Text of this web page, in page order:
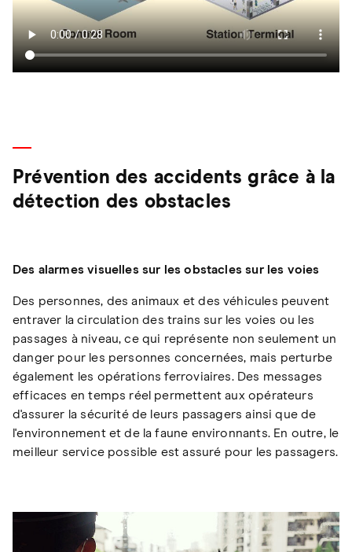
Prévention des accidents grâce à la
détection des obstacles
Des alarmes visuelles sur les obstacles sur les voies
Des personnes, des animaux et des véhicules peuvent
entraver la circulation des trains sur les voies ou les
passages à niveau, ce qui représente non seulement un
danger pour les personnes concernées, mais perturbe
également les opérations ferroviaires. Des messages
efficaces en temps réel permettent aux opérateurs
d'assurer la sécurité de leurs passagers ainsi que de
l'environnement et de la faune environnants. En outre, le
meilleur service possible est assuré pour les passagers.